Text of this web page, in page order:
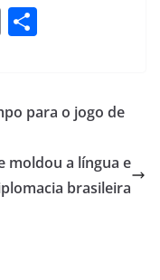
E
l e
para o jogo de
moldou a língua e
brasileira